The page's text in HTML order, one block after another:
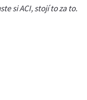
si ACI, stojí to za to.